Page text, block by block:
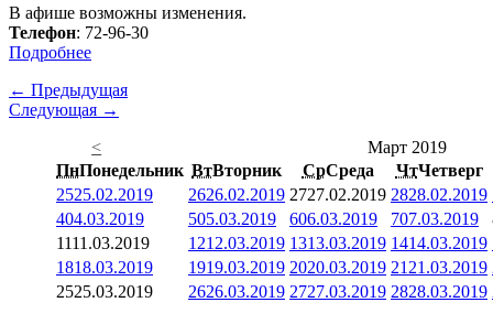
В афише возможны изменения.
Телефон: 72-96-30
Подробнее
← Предыдущая
Следующая →
<
Март 2019
ПнПонедельник ВтВторник СрСреда ЧтЧетверг
2525.02.2019 2626.02.2019 2727.02.2019 2828.02.2019
404.03.2019 505.03.2019 606.03.2019 707.03.2019
1111.03.2019 1212.03.2019 1313.03.2019 1414.03.2019
1818.03.2019 1919.03.2019 2020.03.2019 21 21.03.2019
2525.03.2019 2626.03.2019 2727.03.2019 2828.03.2019